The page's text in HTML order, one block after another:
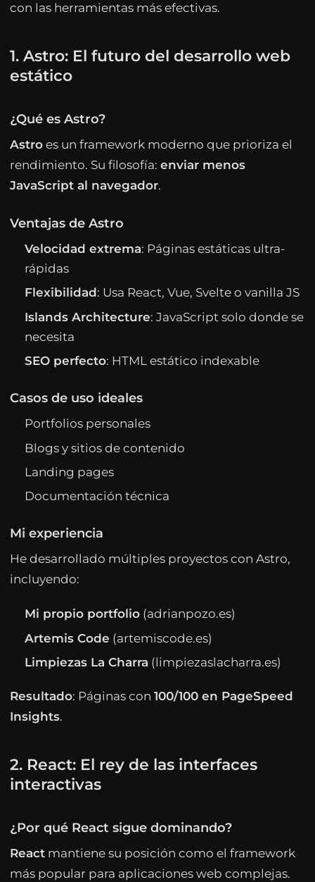
con las herramientas más efectivas.
1. Astro: El futuro del desarrollo web
estático
¿Qué es Astro?
Astroes un framework moderno que prioriza el
rendimiento. Su filosofía: enviar menos
JavaScript al navegador.
Ventajas de Astro
Velocidad extrema: Páginas estáticas ultra-
rápidas
Flexibilidad: Usa React, Vue, Svelte o vanilla JS
Islands Architecture: JavaScript solo donde se
necesita
SEO perfecto: HTML estático indexable
Casos de uso ideales
Portfolios personales
Blogs y sitios de contenido
Landing pages
Documentación técnica
Mi experiencia
He desarrollado múltiples proyectos con Astro,
incluyendo:
Mi propio portfolio (adrianpozo.es)
Artemis Code (artemiscode.es)
Limpiezas La Charra (limpiezaslacharra.es)
Resultado: Páginas con 100/100 en PageSpeed
Insights.
2. React: El rey de las interfaces
interactivas
¿Por qué React sigue dominando?
Reactmantiene su posición como el framework
más popular para aplicaciones web complejas.